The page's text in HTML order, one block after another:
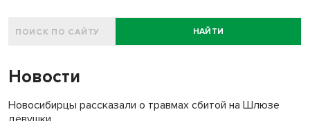
НАЙТИ
Новости
Новосибирцы рассказали о травмах сбитой на Шлюзе